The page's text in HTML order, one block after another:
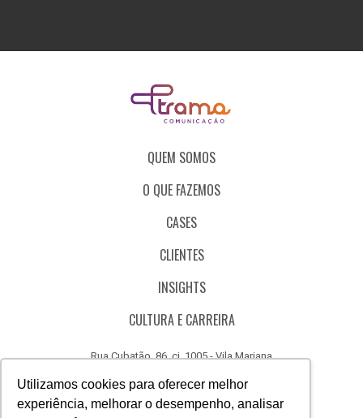
Utilizamos cookies para oferecer melhor
experiência, melhorar o desempenho, analisar
QUEM SOMOS
O QUE FAZEMOS
CASES
CLIENTES
INSIGHTS
CULTURA E CARREIRA
Rua Cubatão, 86, cj. 1005 - Vila Mariana
CÓDIGO DE ÉTICA